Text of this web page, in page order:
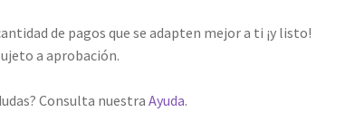
de pagos que se adapten mejor a ti ¡y listo!
a aprobación.
Consulta nuestraAyuda.